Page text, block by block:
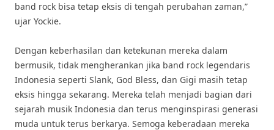
band rock bisa tetap eksis di tengah perubahan zaman,”
ujar Yockie.
Dengan keberhasilan dan ketekunan mereka dalam
bermusik, tidak mengherankan jika band rock legendaris
Indonesia seperti Slank, God Bless, dan Gigi masih tetap
eksis hingga sekarang. Mereka telah menjadi bagian dari
sejarah musik Indonesia dan terus menginspirasi generasi
muda untuk terus berkarya. Semoga keberadaan mereka